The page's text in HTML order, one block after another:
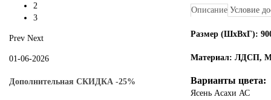
Описание Условие
Размер (ШхВхГ):
Материал: ЛДСП,
Варианты цвета:
Ясень Асахи АС
2
3
Prev Next
01-06-2026
Дополнительная СКИДКА -25%